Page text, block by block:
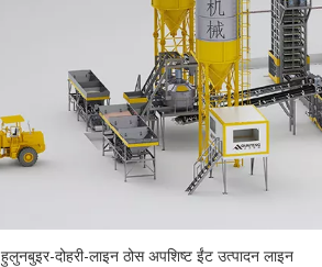
हुलुनबुइर-दोहरी-लाइन ठोस अपशिष्ट ईंट उत्पादन लाइन